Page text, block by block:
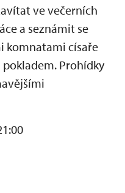
ve večerních
a seznámit se
komnatami císaře
pokladem. Prohídky